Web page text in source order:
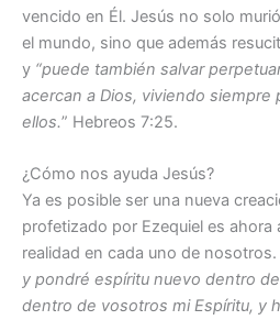
vencido en Él. Jesús no solo
el mundo, sino que además
y “puede también salvar
acercan a Dios, viviendo siempre
ellos.” Hebreos 7:25.
¿Cómo nos ayuda Jesús?
Ya es posible ser una nueva
profetizado por Ezequiel es ahora
realidad en cada uno de nosotros.
y pondré espíritu nuevo dentro
dentro de vosotros mi Espíritu, y